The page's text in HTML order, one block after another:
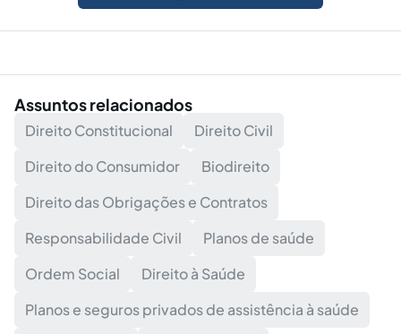
Assuntos relacionados
Direito Constitucional
Direito Civil
Direito do Consumidor
Biodireito
Direito das Obrigações e Contratos
Responsabilidade Civil
Planos de saúde
Ordem Social
Direito à Saúde
Planos e seguros privados de assistência à saúde